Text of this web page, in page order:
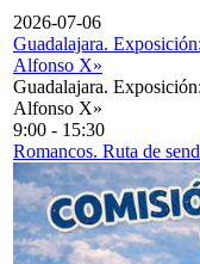
2026-07-06
Guadalajara.
Alfonso X»
Guadalajara.
Alfonso X»
9:00 - 15:30
Romancos. Ruta de